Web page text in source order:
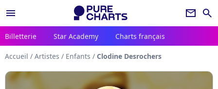
menu newsletter search
Billetterie Star Academy Charts français
Accueil / Artistes / Enfants / Clodine Desrochers